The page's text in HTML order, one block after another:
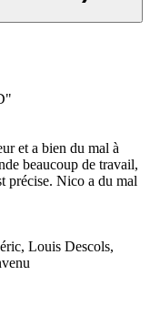
et a bien du mal à
beaucoup de travail,
précise. Nico a du mal
Louis Descols,